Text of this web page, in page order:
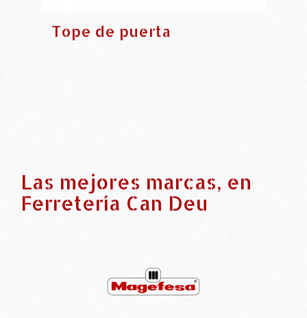
Tope de puerta
Las mejores marcas, en
Ferretería Can Deu